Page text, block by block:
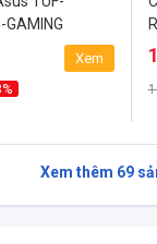
GAMING
Xem
Xem thêm 69